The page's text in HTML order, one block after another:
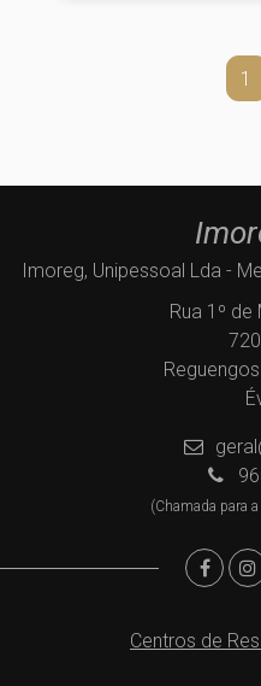
1
Imoreg, Unipessoal Lda -
Rua 1º de
(Chamada para
Centros de